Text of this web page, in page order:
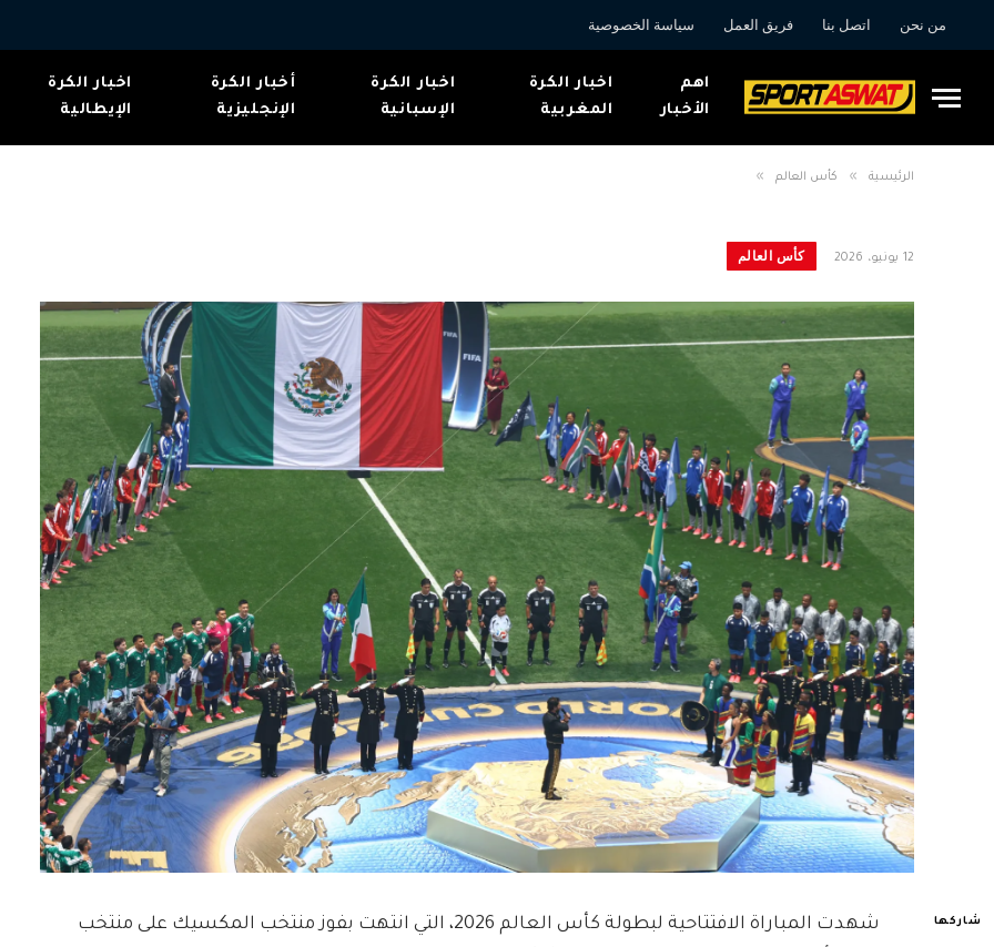
من نحن اتصل بنا فريق العمل سياسة الخصوصية
اهم
الأخبار
اخبار الكرة
المغربية
اخبار الكرة
الإسبانية
أخبار الكرة
الإنجليزية
اخبار الكرة
الإيطالية
الرئيسية » كأس العالم »
12 يونيو، 2026 كأس العالم
شاركها
شهدت المباراة الافتتاحية لبطولة كأس العالم 2026، التي انتهت بفوز منتخب المكسيك على منتخب